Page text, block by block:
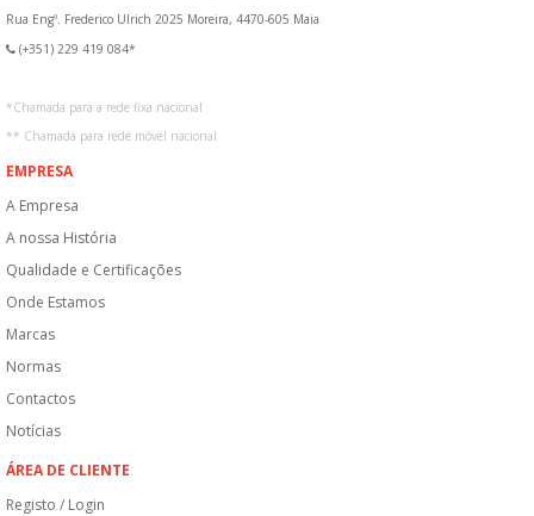
Rua Engº. Frederico Ulrich 2025 Moreira, 4470-605 Maia
(+351) 229 419 084*
*Chamada para a rede fixa nacional
** Chamada para rede móvel nacional
EMPRESA
A Empresa
A nossa História
Qualidade e Certificações
Onde Estamos
Marcas
Normas
Contactos
Notícias
ÁREA DE CLIENTE
Registo / Login